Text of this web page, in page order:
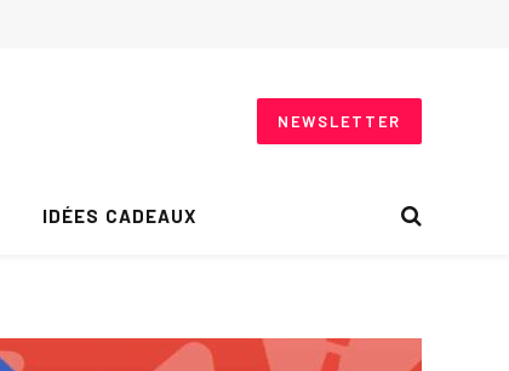
NEWSLETTER
IDÉES CADEAUX